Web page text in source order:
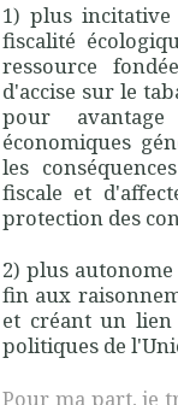
1) plus incitative
fiscalité
ressource
d'accise sur le
pour
économiques
les
fiscale et
protection des
2) plus autonome
fin aux
et créant un
politiques de
Pour ma part, je